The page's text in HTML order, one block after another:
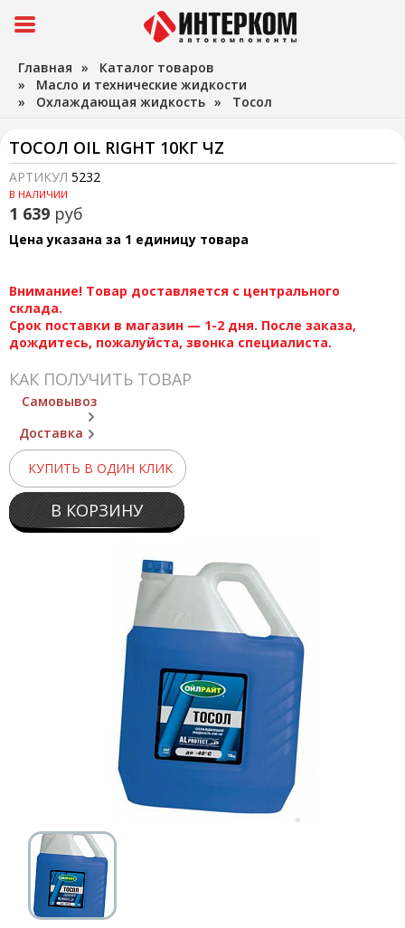
Главная » Каталог товаров
» Масло и технические жидкости
» Охлаждающая жидкость » Тосол
ТОСОЛ OIL RIGHT 10КГ ЧZ
АРТИКУЛ 5232
В НАЛИЧИИ
1 639 руб
Цена указана за 1 единицу товара
Внимание! Товар доставляется с центрального
склада.
Срок поставки в магазин — 1-2 дня. После заказа,
дождитесь, пожалуйста, звонка специалиста.
КАК ПОЛУЧИТЬ ТОВАР
Самовывоз
Доставка
КУПИТЬ В ОДИН КЛИК
В КОРЗИНУ